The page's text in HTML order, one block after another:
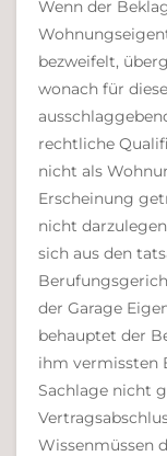
Wenn der
bezweifelt,
wonach für
rechtliche
nicht als
Erscheinung
nicht
sich aus den
der Garage
behauptet der
ihm vermissten
Sachlage nicht
Wissenmüssen